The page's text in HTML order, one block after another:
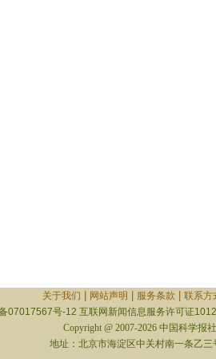
关于我们
网站声明 服务条款 联系方
07017567号-12 互联网新闻信息服务许可证
Copyright @ 2007-2026 中国科学报
地址：北京市海淀区中关村南一条乙三